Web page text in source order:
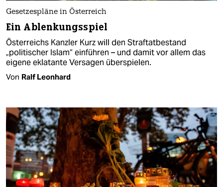
Gesetzespläne in Österreich
Ein Ablenkungsspiel
Österreichs Kanzler Kurz will den Straftatbestand
„politischer Islam“ einführen – und damit vor allem das
eigene eklatante Versagen überspielen.
Von Ralf Leonhard